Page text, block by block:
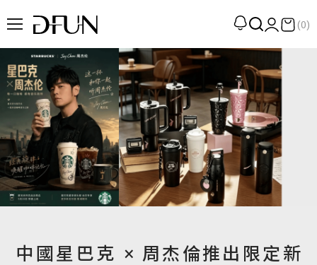
劃
點
察
案
場
訪
選品
(0)
中國星巴克 × 周杰倫推出限定新